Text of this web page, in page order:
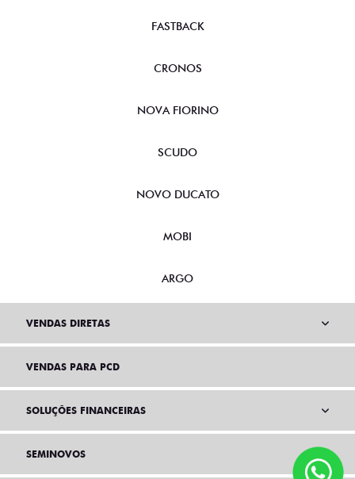
FASTBACK
CRONOS
NOVA FIORINO
SCUDO
NOVO DUCATO
MOBI
ARGO
VENDAS DIRETAS
VENDAS PARA PCD
SOLUÇÕES FINANCEIRAS
SEMINOVOS